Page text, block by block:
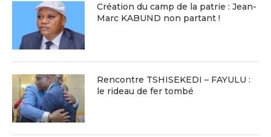
Création du camp de la patrie : Jean-
Marc KABUND non partant !
Rencontre TSHISEKEDI – FAYULU :
le rideau de fer tombé